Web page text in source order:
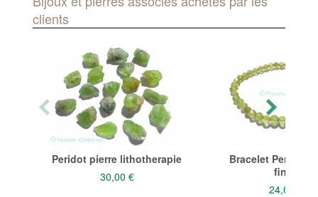
clients
Peridot pierre lithotherapie
30,00 €
Bracelet Peridot
fines
24,00 €